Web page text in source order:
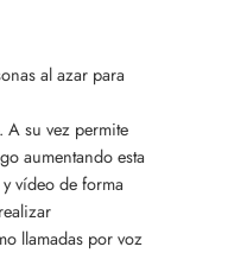
al azar para
A su vez permite
aumentando esta
vídeo de forma
llamadas por voz